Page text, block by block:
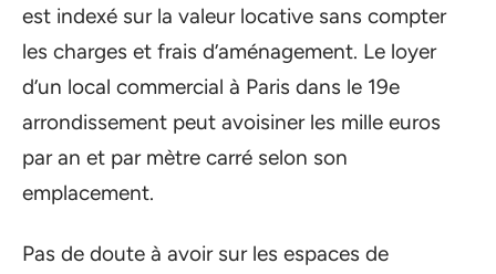
est indexé sur la valeur locative sans compter
les charges et frais d’aménagement. Le loyer
d’un local commercial à Paris dans le 19e
arrondissement peut avoisiner les mille euros
par an et par mètre carré selon son
emplacement.
Pas de doute à avoir sur les espaces de